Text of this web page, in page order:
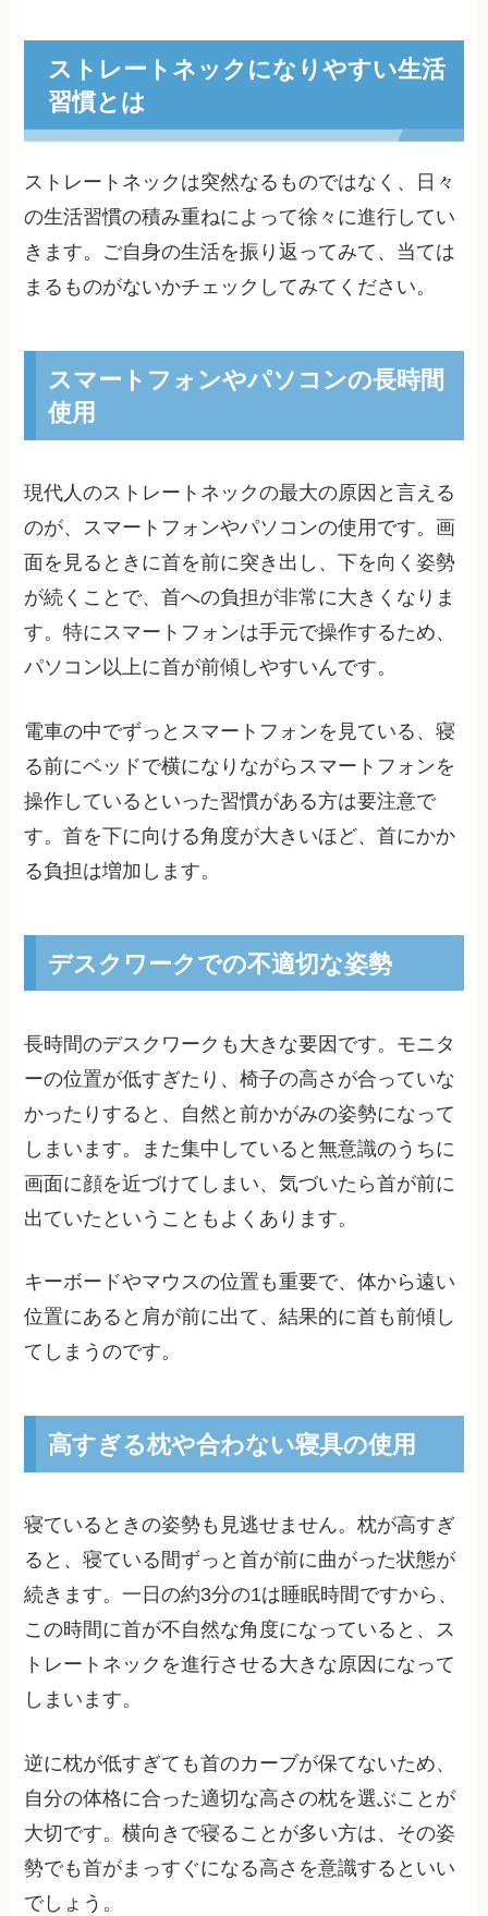
ストレートネックになりやすい生活
習慣とは
ストレートネックは突然なるものではなく、日々
の生活習慣の積み重ねによって徐々に進行してい
きます。ご自身の生活を振り返ってみて、当ては
まるものがないかチェックしてみてください。
スマートフォンやパソコンの長時間
使用
現代人のストレートネックの最大の原因と言える
のが、スマートフォンやパソコンの使用です。画
面を見るときに首を前に突き出し、下を向く姿勢
が続くことで、首への負担が非常に大きくなりま
す。特にスマートフォンは手元で操作するため、
パソコン以上に首が前傾しやすいんです。
電車の中でずっとスマートフォンを見ている、寝
る前にベッドで横になりながらスマートフォンを
操作しているといった習慣がある方は要注意で
す。首を下に向ける角度が大きいほど、首にかか
る負担は増加します。
デスクワークでの不適切な姿勢
長時間のデスクワークも大きな要因です。モニタ
ーの位置が低すぎたり、椅子の高さが合っていな
かったりすると、自然と前かがみの姿勢になって
しまいます。また集中していると無意識のうちに
画面に顔を近づけてしまい、気づいたら首が前に
出ていたということもよくあります。
キーボードやマウスの位置も重要で、体から遠い
位置にあると肩が前に出て、結果的に首も前傾し
てしまうのです。
高すぎる枕や合わない寝具の使用
寝ているときの姿勢も見逃せません。枕が高すぎ
ると、寝ている間ずっと首が前に曲がった状態が
続きます。一日の約3分の1は睡眠時間ですから、
この時間に首が不自然な角度になっていると、ス
トレートネックを進行させる大きな原因になって
しまいます。
逆に枕が低すぎても首のカーブが保てないため、
自分の体格に合った適切な高さの枕を選ぶことが
大切です。横向きで寝ることが多い方は、その姿
勢でも首がまっすぐになる高さを意識するといい
でしょう。